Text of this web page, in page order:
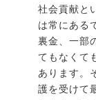
社会貢献と
は常にある
裏金、一部
てもなくて
あります。
護を受けて